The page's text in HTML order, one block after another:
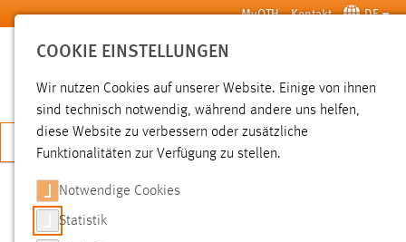
Zum Hauptinhalt springen MyOTH Kontakt DE
SUCHE
JETZT BEWERBEN
SUCHE
COOKIE EINSTELLUNGEN
Wir nutzen Cookies auf unserer Website. Einige von ihnen
sind technisch notwendig, während andere uns helfen,
diese Website zu verbessern oder zusätzliche
Funktionalitäten zur Verfügung zu stellen.
Notwendige Cookies
Statistik